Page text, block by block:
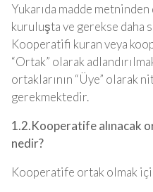
Yukarıda madde
kuruluşta ve gerekse daha
Kooperatifi kuran veya
“Ortak” olarak
ortaklarının “Üye” olarak
gerekmektedir.
1.2.Kooperatife alınacak
nedir?
Kooperatife ortak olmak